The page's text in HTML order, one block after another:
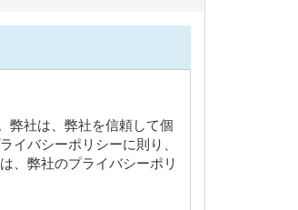
弊社は、弊社を信頼して個
イバシーポリシーに則り、
、弊社のプライバシーポリ